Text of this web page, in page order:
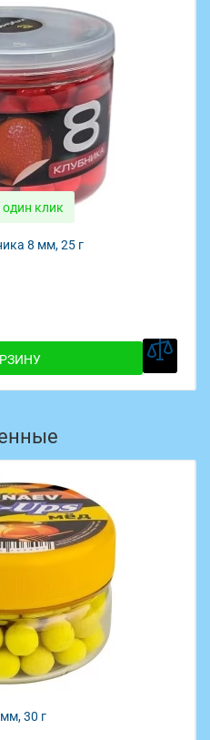
купить в один клик
НОВИНКА
Пылящие Клубника 14 мм, 35 г
30 г